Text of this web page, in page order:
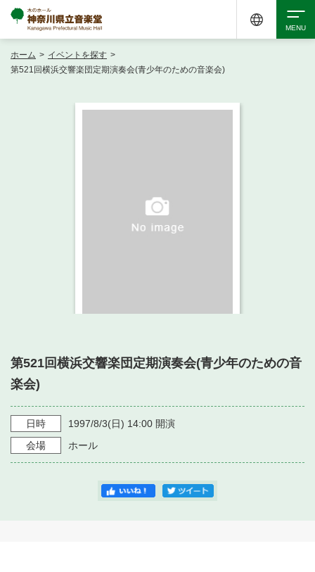
・ フロアマップ
・ よくある質問
・ 空き状況
・ 利用料金
・ 音楽堂のご案内
・ フロアマップ
・ 芸術参与
神奈川県立音楽堂
SNS
ホーム > イベントを探す >
第521回横浜交響楽団定期演奏会(青少年のための音楽会)
第521回横浜交響楽団定期演奏会(青少年のための音
楽会)
日時 1997/8/3(日) 14:00 開演
会場
ホール